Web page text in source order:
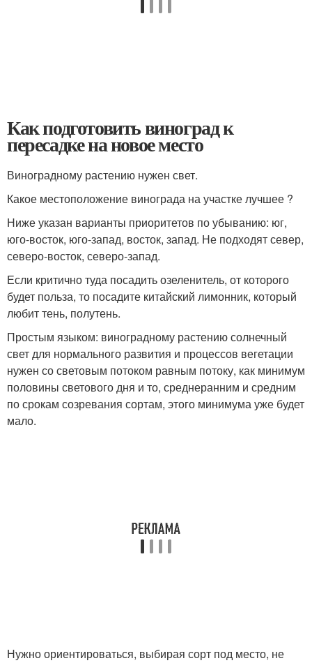
Как подготовить виноград к
пересадке на новое место
Виноградному растению нужен свет.
Какое местоположение винограда на участке лучшее ?
Ниже указан варианты приоритетов по убыванию: юг,
юго-восток, юго-запад, восток, запад. Не подходят север,
северо-восток, северо-запад.
Если критично туда посадить озеленитель, от которого
будет польза, то посадите китайский лимонник, который
любит тень, полутень.
Простым языком: виноградному растению солнечный
свет для нормального развития и процессов вегетации
нужен со световым потоком равным потоку, как минимум
половины светового дня и то, среднеранним и средним
по срокам созревания сортам, этого минимума уже будет
мало.
Нужно ориентироваться, выбирая сорт под место, не